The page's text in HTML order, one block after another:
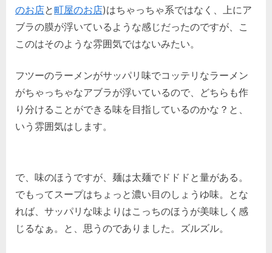
のお店と町屋のお店)はちゃっちゃ系ではなく、上にア
ブラの膜が浮いているような感じだったのですが、こ
このはそのような雰囲気ではないみたい。
フツーのラーメンがサッパリ味でコッテリなラーメン
がちゃっちゃなアブラが浮いているので、どちらも作
り分けることができる味を目指しているのかな？と、
いう雰囲気はします。
で、味のほうですが、麺は太麺でドドドと量がある。
でもってスープはちょっと濃い目のしょうゆ味。とな
れば、サッパリな味よりはこっちのほうが美味しく感
じるなぁ。と、思うのでありました。ズルズル。